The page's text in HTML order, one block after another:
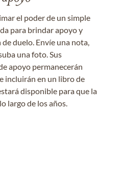
el poder de un simple
para brindar apoyo y
duelo. Envíe una nota,
una foto. Sus
apoyo permanecerán
incluirán en un libro de
disponible para que la
largo de los años.